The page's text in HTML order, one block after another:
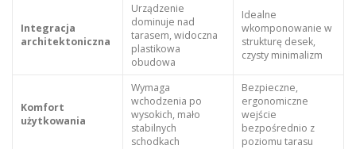
Integracja
architektoniczna
Urządzenie
dominuje nad
tarasem, widoczna
plastikowa
obudowa
Idealne
wkomponowanie w
strukturę desek,
czysty minimalizm
Komfort
użytkowania
Wymaga
wchodzenia po
wysokich, mało
stabilnych
schodkach
Bezpieczne,
ergonomiczne
wejście
bezpośrednio z
poziomu tarasu